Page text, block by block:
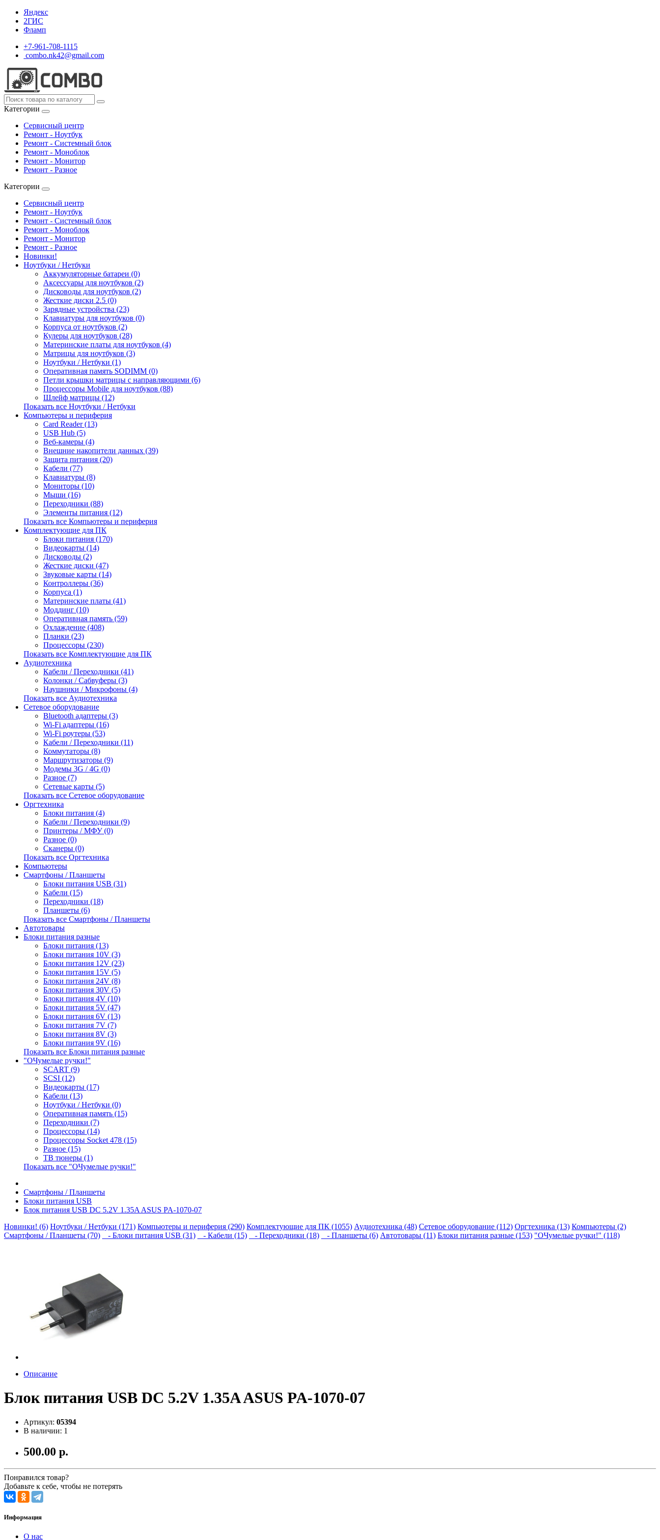
Яндекс
2ГИС
Фламп
+7-961-708-1115
combo.nk42@gmail.com
Категории
Сервисный центр
Ремонт - Ноутбук
Ремонт - Системный блок
Ремонт - Моноблок
Ремонт - Монитор
Ремонт - Разное
Категории
Сервисный центр
Ремонт - Ноутбук
Ремонт - Системный блок
Ремонт - Моноблок
Ремонт - Монитор
Ремонт - Разное
Новинки!
Ноутбуки / Нетбуки
Аккумуляторные батареи (0)
Аксессуары для ноутбуков (2)
Дисководы для ноутбуков (2)
Жесткие диски 2.5 (0)
Зарядные устройства (23)
Клавиатуры для ноутбуков (0)
Корпуса от ноутбуков (2)
Кулеры для ноутбуков (28)
Материнские платы для ноутбуков (4)
Матрицы для ноутбуков (3)
Ноутбуки / Нетбуки (1)
Оперативная память SODIMM (0)
Петли крышки матрицы с направляющими (6)
Процессоры Mobile для ноутбуков (88)
Шлейф матрицы (12)
Показать все Ноутбуки / Нетбуки
Компьютеры и периферия
Card Reader (13)
USB Hub (5)
Веб-камеры (4)
Внешние накопители данных (39)
Защита питания (20)
Кабели (77)
Клавиатуры (8)
Мониторы (10)
Мыши (16)
Переходники (88)
Элементы питания (12)
Показать все Компьютеры и периферия
Комплектующие для ПК
Блоки питания (170)
Видеокарты (14)
Дисководы (2)
Жесткие диски (47)
Звуковые карты (14)
Контроллеры (36)
Корпуса (1)
Материнские платы (41)
Моддинг (10)
Оперативная память (59)
Охлаждение (408)
Планки (23)
Процессоры (230)
Показать все Комплектующие для ПК
Аудиотехника
Кабели / Переходники (41)
Колонки / Сабвуферы (3)
Наушники / Микрофоны (4)
Показать все Аудиотехника
Сетевое оборудование
Bluetooth адаптеры (3)
Wi-Fi адаптеры (16)
Wi-Fi роутеры (53)
Кабели / Переходники (11)
Коммутаторы (8)
Маршрутизаторы (9)
Модемы 3G / 4G (0)
Разное (7)
Сетевые карты (5)
Показать все Сетевое оборудование
Оргтехника
Блоки питания (4)
Кабели / Переходники (9)
Принтеры / МФУ (0)
Разное (0)
Сканеры (0)
Показать все Оргтехника
Компьютеры
Смартфоны / Планшеты
Блоки питания USB (31)
Кабели (15)
Переходники (18)
Планшеты (6)
Показать все Смартфоны / Планшеты
Автотовары
Блоки питания разные
Блоки питания (13)
Блоки питания 10V (3)
Блоки питания 12V (23)
Блоки питания 15V (5)
Блоки питания 24V (8)
Блоки питания 30V (5)
Блоки питания 4V (10)
Блоки питания 5V (47)
Блоки питания 6V (13)
Блоки питания 7V (7)
Блоки питания 8V (3)
Блоки питания 9V (16)
Показать все Блоки питания разные
"ОЧумелые ручки!"
SCART (9)
SCSI (12)
Видеокарты (17)
Кабели (13)
Ноутбуки / Нетбуки (0)
Оперативная память (15)
Переходники (7)
Процессоры (14)
Процессоры Socket 478 (15)
Разное (15)
ТВ тюнеры (1)
Показать все "ОЧумелые ручки!"
Смартфоны / Планшеты
Блоки питания USB
Блок питания USB DC 5.2V 1.35A ASUS PA-1070-07
Новинки! (6) Ноутбуки / Нетбуки (171) Компьютеры и периферия (290) Комплектующие для ПК (1055) Аудиотехника (48) Сетевое оборудование (112) Оргтехника (13) Компьютеры (2)
Смартфоны / Планшеты (70)
- Блоки питания USB (31) - Кабели (15) - Переходники (18) - Планшеты (6) Автотовары (11) Блоки питания разные (153) "ОЧумелые ручки!" (118)
Описание
Блок питания USB DC 5.2V 1.35A ASUS PA-1070-07
Артикул: 05394
В наличии: 1
500.00 р.
Понравился товар?
Добавьте к себе, чтобы не потерять
Информация
О нас